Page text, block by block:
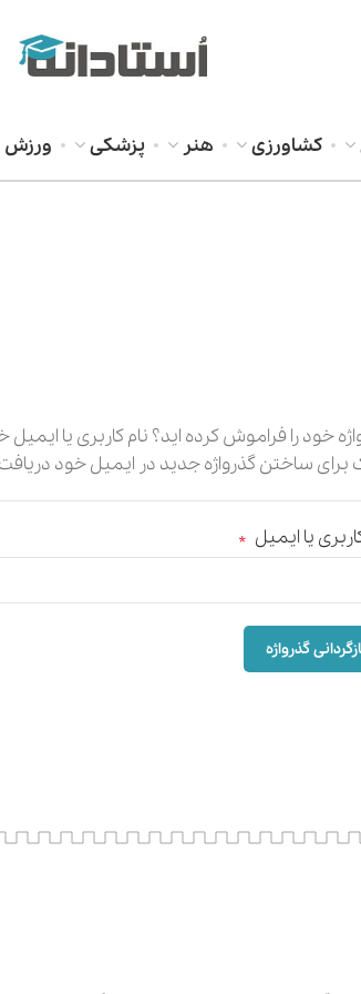
کشاورزی هنر پزشکی ورزش
خود را فراموش کرده اید؟ نام کاربری یا ایمیل
برای ساختن گذرواژه جدید در ایمیل خود
یا ایمیل *
گذرواژه